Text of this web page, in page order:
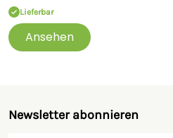
Lieferbar
Ansehen
Newsletter abonnieren